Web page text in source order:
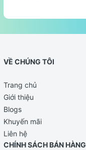
VỀ CHÚNG TÔI
Trang chủ
Giới thiệu
Blogs
Khuyến mãi
Liên hệ
CHÍNH SÁCH BÁN HÀNG